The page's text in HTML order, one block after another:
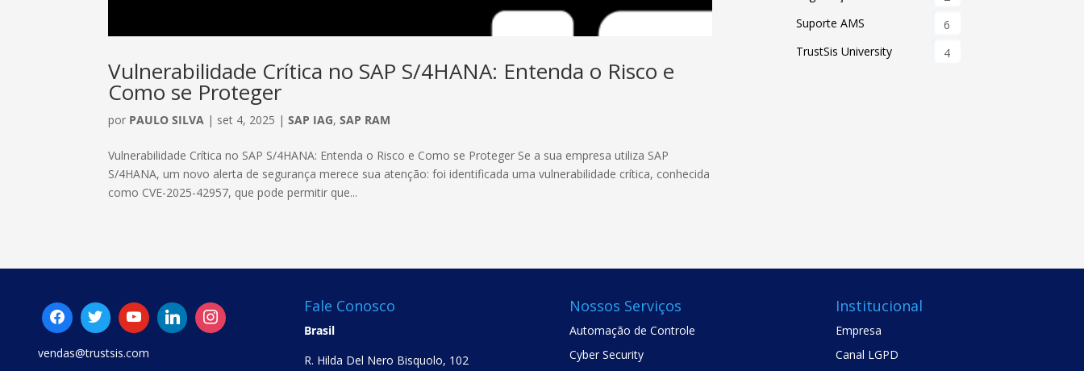
Vulnerabilidade Crítica no SAP S/4HANA: Entenda o Risco e
Como se Proteger
por PAULO SILVA | set 4, 2025 |SAP IAG,SAP RAM
Vulnerabilidade Crítica no SAP S/4HANA: Entenda o Risco e Como se Proteger Se a sua empresa utiliza SAP
S/4HANA, um novo alerta de segurança merece sua atenção: foi identificada uma vulnerabilidade crítica, conhecida
como CVE-2025-42957, que pode permitir que...
Suporte AMS
6
TrustSis University
4
vendas@trustsis.com
Fale Conosco
Brasil
R. Hilda Del Nero Bisquolo, 102
Nossos Serviços
Automação de Controle
Cyber Security
Institucional
Empresa
Canal LGPD